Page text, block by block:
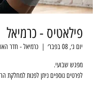
פילאטיס - כרמיאל
יום ג׳, 08 בפבר׳
  |
כרמיאל - חדר
לפרטים נוספים ניתן לפנות למחלקת